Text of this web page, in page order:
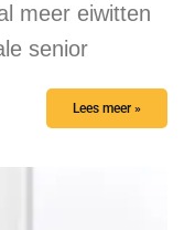
meer eiwitten
senior
Lees meer »